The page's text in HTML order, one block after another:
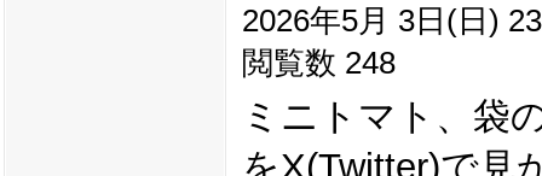
2026年5月 3日(日)
閲覧数 248
ミニトマト、袋
をX(Twitter)で見